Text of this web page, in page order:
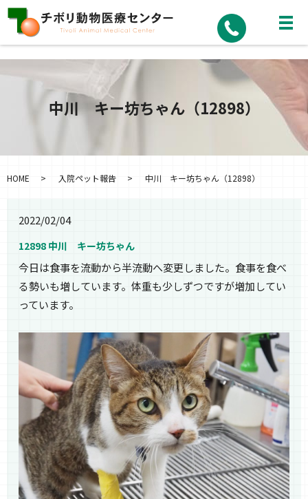
中川 キー坊ちゃん（12898）
HOME 入院ペット報告 中川 キー坊ちゃん（12898）
2022/02/04
12898 中川 キー坊ちゃん
今日は食事を流動から半流動へ変更しました。食事を食べ
る勢いも増しています。体重も少しずつですが増加してい
っています。